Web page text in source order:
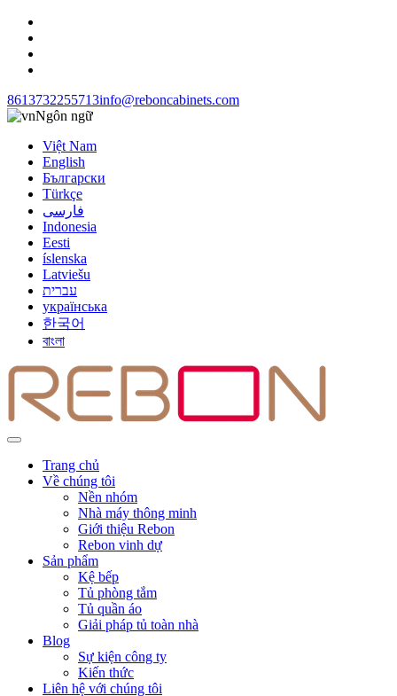
8613732255713info@reboncabinets.com
Ngôn ngữ
Việt Nam
English
Български
Türkçe
فارسی
Indonesia
Eesti
íslenska
Latviešu
עברית
українська
한국어
বাংলা
Trang chủ
Về chúng tôi
Nền nhóm
Nhà máy thông minh
Giới thiệu Rebon
Rebon vinh dự
Sản phẩm
Kệ bếp
Tủ phòng tắm
Tủ quần áo
Giải pháp tủ toàn nhà
Blog
Sự kiện công ty
Kiến thức
Liên hệ với chúng tôi